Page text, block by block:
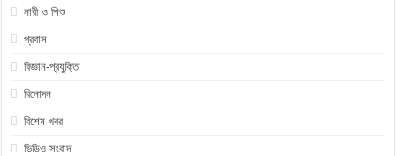
নারী ও শিশু
প্রবাস
বিজ্ঞান-প্রযুক্তি
বিনোদন
বিশেষ খবর
ভিডিও সংবাদ